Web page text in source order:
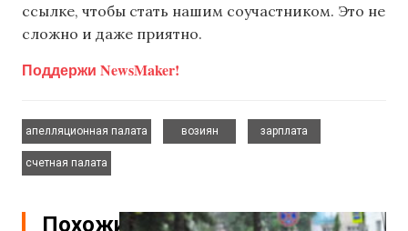
ссылке, чтобы стать нашим соучастником. Это не
сложно и даже приятно.
Поддержи NewsMaker!
апелляционная палата
возиян
зарплата
счетная палата
Похожие